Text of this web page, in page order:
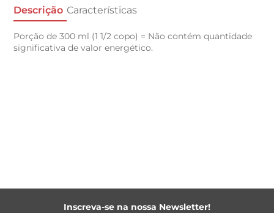
Descrição Características
Porção de 300 ml (1 1/2 copo) = Não contém quantidade
significativa de valor energético.
Inscreva-se na nossa Newsletter!